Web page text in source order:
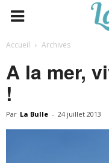
Accueil Archives
A la mer,
!
Par La Bulle - 24 juillet 2013